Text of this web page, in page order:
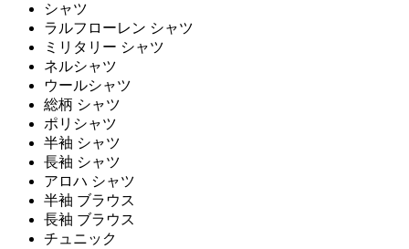
シャツ
ラルフローレン シャツ
ミリタリー シャツ
ネルシャツ
ウールシャツ
総柄 シャツ
ポリシャツ
半袖 シャツ
長袖 シャツ
アロハ シャツ
半袖 ブラウス
長袖 ブラウス
チュニック